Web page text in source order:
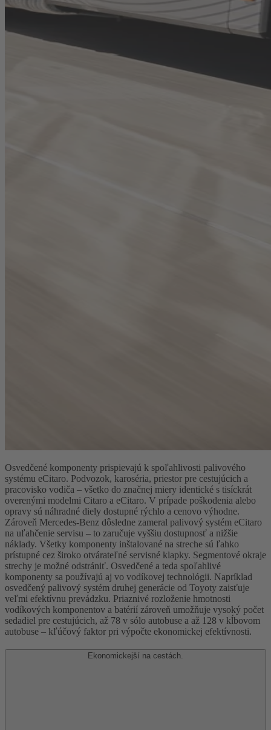
Osvedčené komponenty prispievajú k spoľahlivosti palivového
systému eCitaro. Podvozok, karoséria, priestor pre cestujúcich a
pracovisko vodiča – všetko do značnej miery identické s tisíckrát
overenými modelmi Citaro a eCitaro. V prípade poškodenia alebo
opravy sú náhradné diely dostupné rýchlo a cenovo výhodne.
Zároveň Mercedes-Benz dôsledne zameral palivový systém eCitaro
na uľahčenie servisu – to zaručuje vyššiu dostupnosť a nižšie
náklady. Všetky komponenty inštalované na streche sú ľahko
prístupné cez široko otvárateľné servisné klapky. Segmentové okraje
strechy je možné odstrániť. Osvedčené a teda spoľahlivé
komponenty sa používajú aj vo vodíkovej technológii. Napríklad
osvedčený palivový systém druhej generácie od Toyoty zaisťuje
veľmi efektívnu prevádzku. Priaznivé rozloženie hmotnosti
vodíkových komponentov a batérií zároveň umožňuje vysoký počet
sedadiel pre cestujúcich, až 78 v sólo autobuse a až 128 v kĺbovom
autobuse – kľúčový faktor pri výpočte ekonomickej efektívnosti.
Ekonomickejší na cestách.